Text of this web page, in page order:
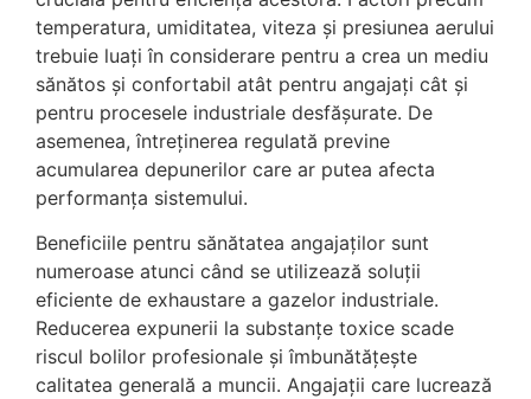
temperatura, umiditatea, viteza și presiunea aerului
trebuie luați în considerare pentru a crea un mediu
sănătos și confortabil atât pentru angajați cât și
pentru procesele industriale desfășurate. De
asemenea, întreținerea regulată previne
acumularea depunerilor care ar putea afecta
performanța sistemului.
Beneficiile pentru sănătatea angajaților sunt
numeroase atunci când se utilizează soluții
eficiente de exhaustare a gazelor industriale.
Reducerea expunerii la substanțe toxice scade
riscul bolilor profesionale și îmbunătățește
calitatea generală a muncii. Angajații care lucrează